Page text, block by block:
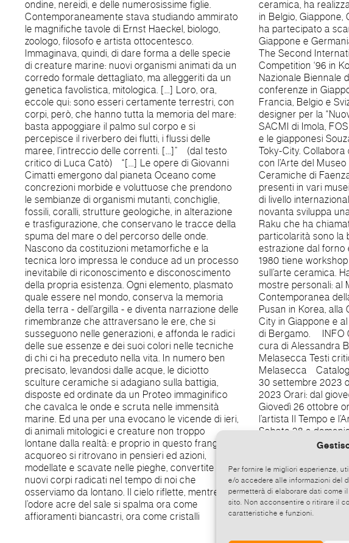
Per fornire le migliori esperienze,
e/o accedere alle informazioni del
permetterà di elaborare dati come
sito. Non acconsentire o ritirare il
caratteristiche e funzioni.
ondine, nereidi, e delle numerosissime figlie.
Contemporaneamente stava studiando ammirato
le magnifiche tavole di Ernst Haeckel, biologo,
zoologo, filosofo e artista ottocentesco.
Immaginava, quindi, di dare forma a delle specie
di creature marine: nuovi organismi animati da un
corredo formale dettagliato, ma alleggeriti da un
genetica favolistica, mitologica. [...] Loro, ora,
eccole qui: sono esseri certamente terrestri, con
corpi, però, che hanno tutta la memoria del mare:
basta appoggiare il palmo sul corpo e si
percepisce il riverbero dei flutti, i flussi delle
maree, l’intreccio delle correnti. [...]” (dal testo
critico di Luca Catò) “[...] Le opere di Giovanni
Cimatti emergono dal pianeta Oceano come
concrezioni morbide e voluttuose che prendono
le sembianze di organismi mutanti, conchiglie,
fossili, coralli, strutture geologiche, in alterazione
e trasfigurazione, che conservano le tracce della
spuma del mare o del percorso delle onde.
Nascono da costituzioni metamorfiche e la
tecnica loro impressa le conduce ad un processo
inevitabile di riconoscimento e disconoscimento
della propria esistenza. Ogni elemento, plasmato
quale essere nel mondo, conserva la memoria
della terra - dell’argilla - e diventa narrazione delle
rimembranze che attraversano le ere, che si
susseguono nelle generazioni, e affonda le radici
delle sue essenze e dei suoi colori nelle tecniche
di chi ci ha preceduto nella vita. In numero ben
precisato, levandosi dalle acque, le diciotto
sculture ceramiche si adagiano sulla battigia,
disposte ed ordinate da un Proteo immaginifico
che cavalca le onde e scruta nelle immensità
marine. Ed una per una evocano le vicende di ieri,
di animali mitologici e creature non troppo
lontane dalla realtà: e proprio in questo frangente
acquoreo si ritrovano in pensieri ed azioni,
modellate e scavate nelle pieghe, convertite in
nuovi corpi radicati nel tempo di noi che
osserviamo da lontano. Il cielo riflette, mentre
l’odore acre del sale si spalma ora come
affioramenti biancastri, ora come cristalli
ceramica, ha realizzato mostre personali su invito
in Belgio, Giappone, Olanda, Korea e Svizzera e
ha partecipato a scambi culturali in Francia,
Giappone e Germania. Ha lavorato nelle giurie del
The Second International Ceramics Art
Competition ‘96 in Korea e della II Rassegna
Nazionale Biennale di Albisola. Ha realizzato
conferenze in Giappone, Korea, Stati Uniti,
Francia, Belgio e Svizzera. Ha operato come
designer per la “Nuova Ceramica La Faenza”, la
SACMI di Imola, FOS di Piero Mazzotti in Faenza
e le giapponesi Souzan-Gama e Seizan-Tousha di
Toky-City. Collabora con il Laboratorio Giocare
con l’Arte del Museo Internazionale delle
Ceramiche di Faenza e le sue opere sono
presenti in vari musei e presenti in pubblicazioni
di livello internazionale. Alla fine degli anni
novanta sviluppa una nuova metodica di cottura
Raku che ha chiamato RAKU DOLCE le cui
particolarità sono la bassa temperatura di
estrazione dal forno e la leggera fumigazione. Dal
1980 tiene workshop a livello internazionale
sull’arte ceramica. Ha realizzato recentemente
mostre personali: al Museo d’Arte
Contemporanea della Kyungshung University di
Pusan in Korea, alla Galleria del Ceratekno di Toki
City in Giappone e al Museo Civico Archeologico
di Bergamo. INFO Giovanni Cimatti Emersioni A
cura di Alessandra Borzacchini e Roberta
Melasecca Testi critici di Luca Catò e Roberta
Melasecca Catalogo in galleria Inaugurazione
30 settembre 2023 ore 11.30 Fino al 29 ottobre
2023 Orari: dal giovedì alla domenica 11.00 - 18.00
Giovedì 26 ottobre ore 17.30 Incontro con
l’artista Il Tempo e l’Argilla - Rome Art Week
Sabato 28 e domenica 29 ottobre Workshop
Terre sottili - minimo 10 partecipanti - per info
contattare SBA - Sporting Beach Arte SBA -
Sporting Beach Arte - Lungomare A. Vespucci 6
- Ostia Lido, Roma tel 3402265769 www.sba-
sportingbeacharte.it -
www.facebook.com/sportingbeacharte/
Instagram: